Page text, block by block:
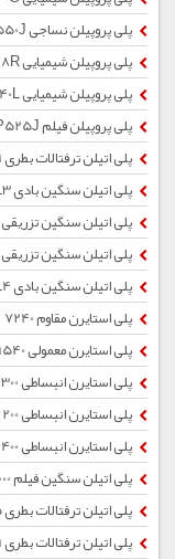
پلی پروپیلن نساجی HP550J
پلی پروپیلن شیمیایی EP548R
پلی پروپیلن شیمیایی EP440L
پلی پروپیلن فیلم HP525J
پلی اتیلن ترفتالات بطری BG841
پلی اتیلن سنگین بادی BL3
پلی اتیلن سنگین تزریقی 52518
پلی اتیلن سنگین تزریقی 52511
پلی اتیلن سنگین بادی BL4
پلی استایرن مقاوم 7240
پلی استایرن معمولی 1540
پلی استایرن انبساطی 300
پلی استایرن انبساطی 200
پلی استایرن انبساطی 400
پلی اتیلن سنگین فیلم F7000
پلی اتیلن ترفتالات بطری BG845
پلی اتیلن ترفتالات بطری BG821